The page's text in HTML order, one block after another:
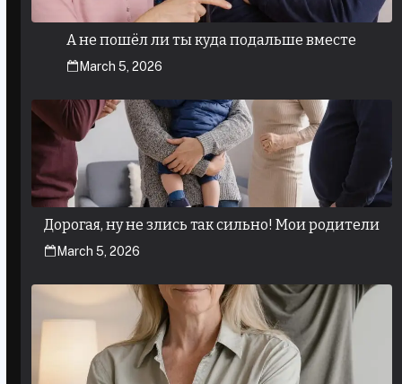
А не пошёл ли ты куда подальше вместе
March 5, 2026
Дорогая, ну не злись так сильно! Мои родители
March 5, 2026